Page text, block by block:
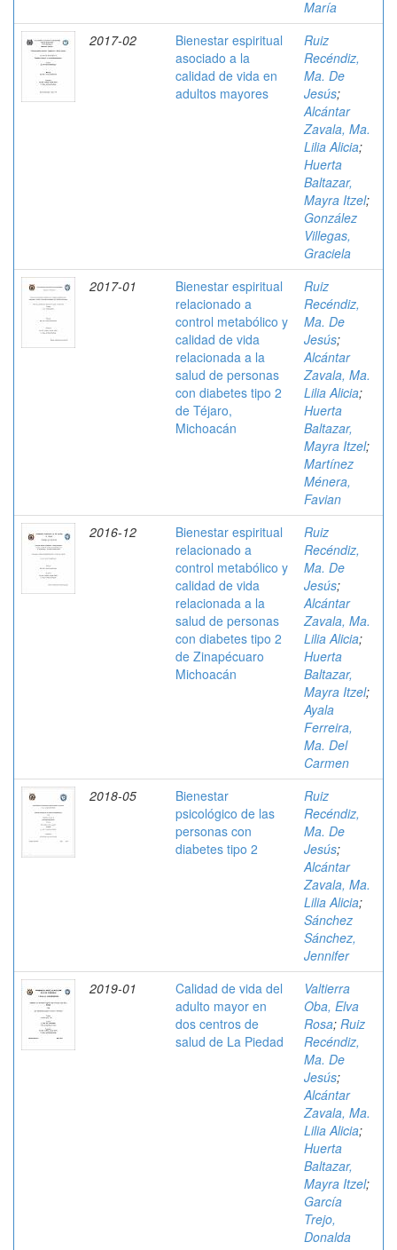
María
2017-02
Bienestar espiritual
asociado a la
calidad de vida en
adultos mayores
Ruiz
Recéndiz,
Ma. De
Jesús;
Alcántar
Zavala, Ma.
Lilia Alicia;
Huerta
Baltazar,
Mayra Itzel;
González
Villegas,
Graciela
2017-01
Bienestar espiritual
relacionado a
control metabólico y
calidad de vida
relacionada a la
salud de personas
con diabetes tipo 2
de Téjaro,
Michoacán
Ruiz
Recéndiz,
Ma. De
Jesús;
Alcántar
Zavala, Ma.
Lilia Alicia;
Huerta
Baltazar,
Mayra Itzel;
Martínez
Ménera,
Favian
2016-12
Bienestar espiritual
relacionado a
control metabólico y
calidad de vida
relacionada a la
salud de personas
con diabetes tipo 2
de Zinapécuaro
Michoacán
Ruiz
Recéndiz,
Ma. De
Jesús;
Alcántar
Zavala, Ma.
Lilia Alicia;
Huerta
Baltazar,
Mayra Itzel;
Ayala
Ferreira,
Ma. Del
Carmen
2018-05
Bienestar
psicológico de las
personas con
diabetes tipo 2
Ruiz
Recéndiz,
Ma. De
Jesús;
Alcántar
Zavala, Ma.
Lilia Alicia;
Sánchez
Sánchez,
Jennifer
2019-01
Calidad de vida del
adulto mayor en
dos centros de
salud de La Piedad
Valtierra
Oba, Elva
Rosa; Ruiz
Recéndiz,
Ma. De
Jesús;
Alcántar
Zavala, Ma.
Lilia Alicia;
Huerta
Baltazar,
Mayra Itzel;
García
Trejo,
Donalda